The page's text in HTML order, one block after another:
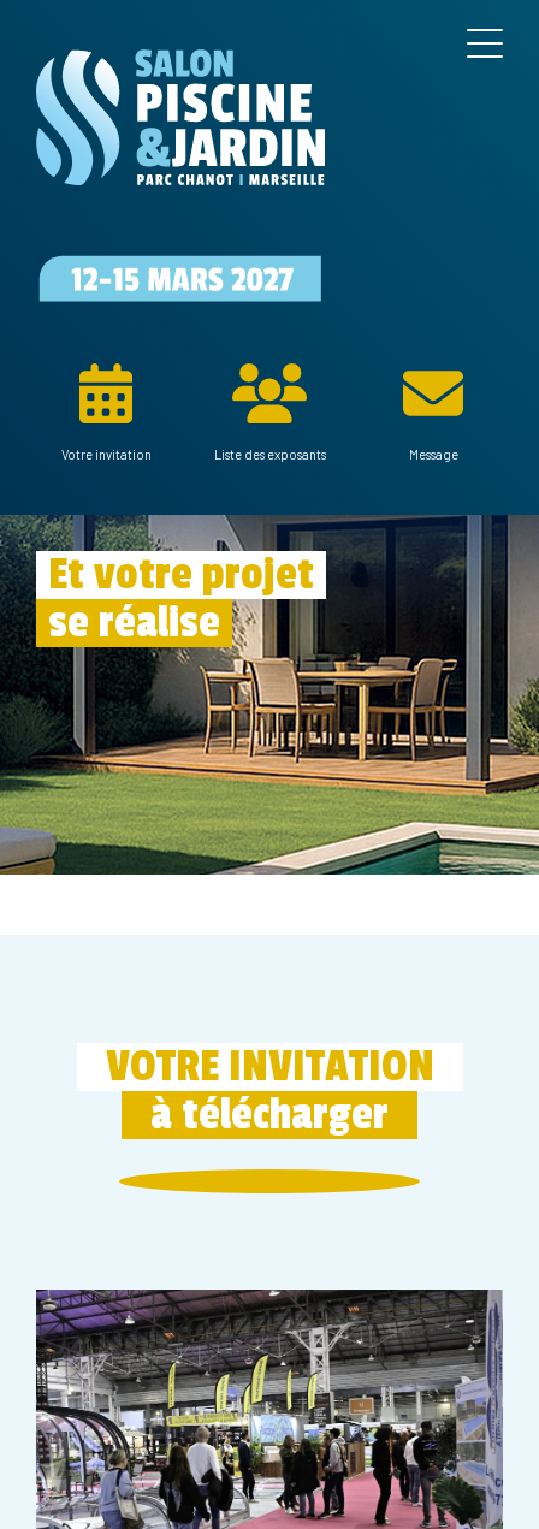
Votre invitation Liste des exposants Message
Et votre projet
se réalise
VOTRE INVITATION
à télécharger
ICI